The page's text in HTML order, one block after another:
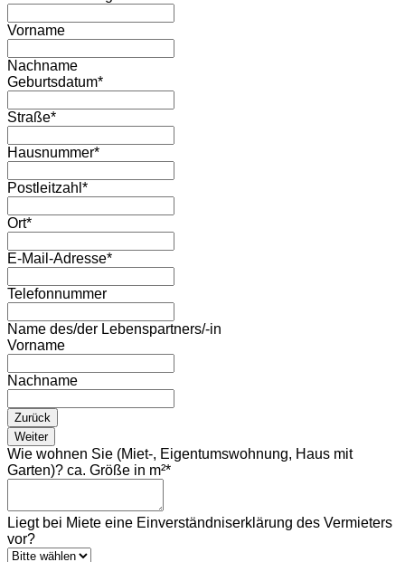
Vorname
Nachname
Geburtsdatum*
Straße*
Hausnummer*
Postleitzahl *
Ort*
E-Mail-Adresse*
Telefonnummer
Name des/der Lebenspartners/-in
Vorname
Nachname
Zurück
Weiter
Wie wohnen Sie (Miet-, Eigentumswohnung, Haus mit
Garten)? ca. Größe in m²*
Liegt bei Miete eine Einverständniserklärung des Vermieters
vor?